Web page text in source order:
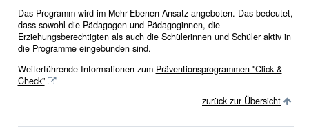
Das Programm wird im Mehr-Ebenen-Ansatz angeboten. Das bedeutet,
dass sowohl die Pädagogen und Pädagoginnen, die
Erziehungsberechtigten als auch die Schülerinnen und Schüler aktiv in
die Programme eingebunden sind.
Weiterführende Informationen zum Präventionsprogrammen "Click &
Check"
zurück zur Übersicht